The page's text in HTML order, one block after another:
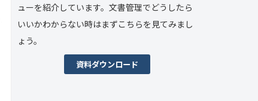
ューを紹介しています。文書管理でどうしたら
いいかわからない時はまずこちらを見てみまし
ょう。
資料ダウンロード